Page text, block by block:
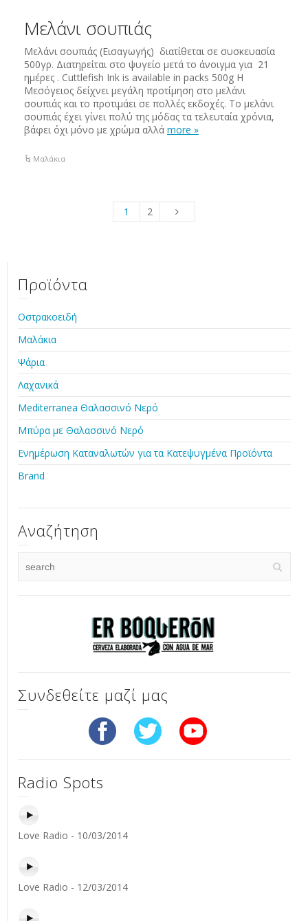
Μελάνι σουπιάς
Μελάνι σουπιάς (Εισαγωγής) διατίθεται σε συσκευασία
500γρ. Διατηρείται στο ψυγείο μετά το άνοιγμα για 21
ημέρες . Cuttlefish Ink is available in packs 500g Η
Μεσόγειος δείχνει μεγάλη προτίμηση στο μελάνι
σουπιάς και το προτιμάει σε πολλές εκδοχές. Το μελάνι
σουπιάς έχει γίνει πολύ της μόδας τα τελευταία χρόνια,
βάφει όχι μόνο με χρώμα αλλά more »
Μαλάκια
1 2
Προϊόντα
Οστρακοειδή
Μαλάκια
Ψάρια
Λαχανικά
Mediterranea Θαλασσινό Νερό
Μπύρα με Θαλασσινό Νερό
Ενημέρωση Καταναλωτών για τα Κατεψυγμένα Προϊόντα
Brand
Αναζήτηση
Συνδεθείτε μαζί μας
Radio Spots
Love Radio - 10/03/2014
Love Radio - 12/03/2014